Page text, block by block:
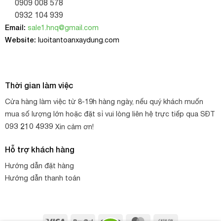
lan cần để tăng trưởng.
Bên cạnh vai trò che nắng, lưới màu trắng còn có tác dụng
xua đuổi côn trùng, cản được phần lớn lượng nhiệt chiếu
0909 008 578
0932 104 939
Email: sale1.hnq@gmail.com
Website: luoitantoanxaydung.com
Thời gian làm việc
Cửa hàng làm việc từ 8-19h hàng ngày, nếu quý khách muốn
mua số lượng lớn hoặc đặt sỉ vui lòng liên hệ trực tiếp qua SĐT
093 210 4939 Xin cảm ơn!
Hỗ trợ khách hàng
Hướng dẫn đặt hàng
Hướng dẫn thanh toán